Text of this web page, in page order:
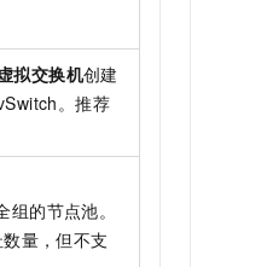
拟交换机创建
。推荐
的节点池。
量，但不支